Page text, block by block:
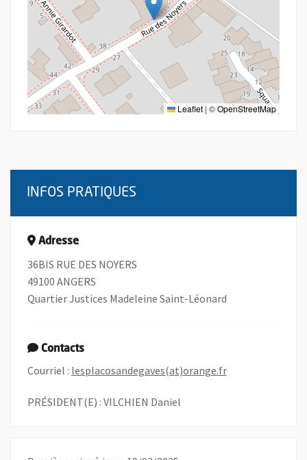
Leaflet | ©OpenStreetMap
INFOS PRATIQUES
Adresse
36BIS RUE DES NOYERS
49100 ANGERS
Quartier Justices Madeleine Saint-Léonard
Contacts
Courriel : lesplacosandegaves(at)orange.fr, Ouvre une
PRÉSIDENT(E) : VILCHIEN Daniel